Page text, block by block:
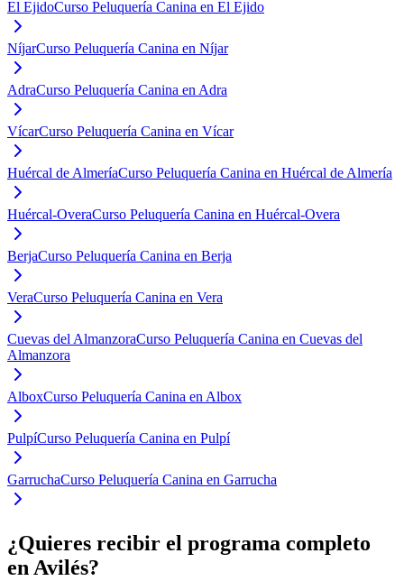
El EjidoCurso Peluquería Canina en El Ejido
NíjarCurso Peluquería Canina en Níjar
AdraCurso Peluquería Canina en Adra
VícarCurso Peluquería Canina en Vícar
Huércal de AlmeríaCurso Peluquería Canina en Huércal de Almería
Huércal-OveraCurso Peluquería Canina en Huércal-Overa
BerjaCurso Peluquería Canina en Berja
VeraCurso Peluquería Canina en Vera
Cuevas del AlmanzoraCurso Peluquería Canina en Cuevas del
Almanzora
AlboxCurso Peluquería Canina en Albox
PulpíCurso Peluquería Canina en Pulpí
GarruchaCurso Peluquería Canina en Garrucha
¿Quieres recibir el programa completo
en Avilés?